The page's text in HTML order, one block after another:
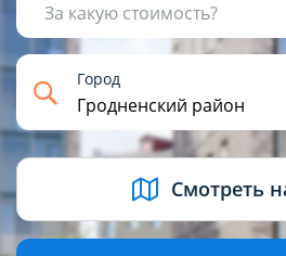
За какую стоимость?
USD BYN
Город
Смотреть